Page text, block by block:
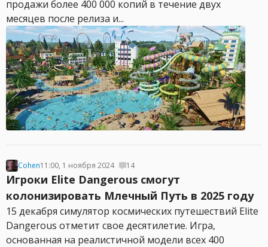
продажи более 400 000 копий в течение двух
месяцев после релиза и...
Cohen11:00, 1 ноября 2024 14
Игроки Elite Dangerous смогут
колонизировать Млечный Путь в 2025 году
15 декабря симулятор космических путешествий Elite
Dangerous отметит свое десятилетие. Игра,
основанная на реалистичной модели всех 400